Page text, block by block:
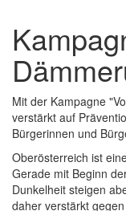
Mit der Kampagne
verstärkt auf
Bürgerinnen und
Oberösterreich ist
Gerade mit Beginn
Dunkelheit steigen
daher verstärkt